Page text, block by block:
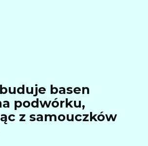
basen
podwórku,
z samouczków